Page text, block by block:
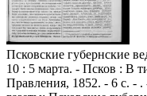
Псковские губернские
10 : 5 марта. - Псков : В
Правления, 1852. - 6 с. -